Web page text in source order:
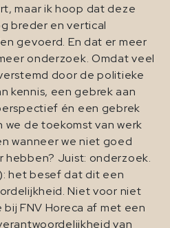
maar ik hoop dat deze
breder en vertical
gevoerd. En dat er meer
onderzoek. Omdat veel
door de politieke
kennis, een gebrek aan
én een gebrek
we de toekomst van werk
wanneer we niet goed
hebben? Juist: onderzoek.
het besef dat dit een
Niet voor niet
FNV Horeca af met een
van